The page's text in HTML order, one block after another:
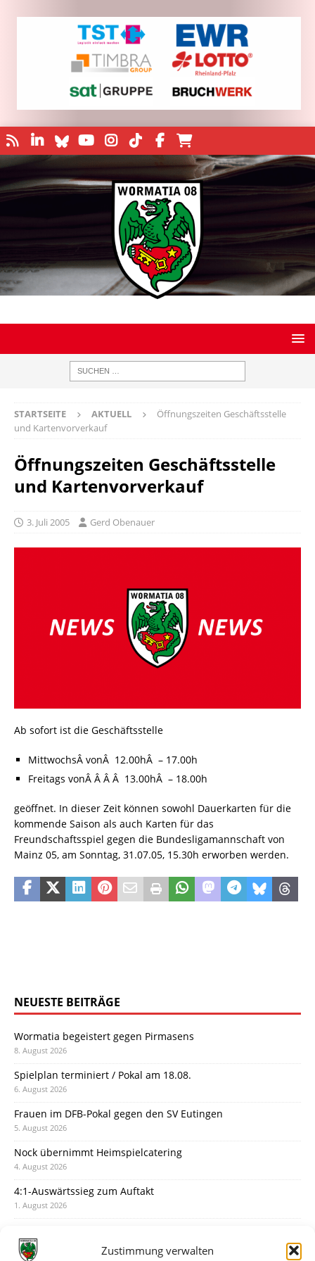
Zustimmung verwalten
STARTSEITE AKTUELL
Öffnungszeiten Geschäftsstelle
und Kartenvorverkauf
Öffnungszeiten Geschäftsstelle
und Kartenvorverkauf
3. Juli 2005 Gerd Obenauer
Ab sofort ist die Geschäftsstelle
MittwochsÂ vonÂ 12.00hÂ – 17.00h
Freitags vonÂ Â Â Â 13.00hÂ – 18.00h
geöffnet. In dieser Zeit können sowohl Dauerkarten für die
kommende Saison als auch Karten für das
Freundschaftsspiel gegen die Bundesligamannschaft von
Mainz 05, am Sonntag, 31.07.05, 15.30h erworben werden.
NEUESTE BEITRÄGE
Wormatia begeistert gegen Pirmasens
8. August 2026
Spielplan terminiert / Pokal am 18.08.
6. August 2026
Frauen im DFB-Pokal gegen den SV Eutingen
5. August 2026
Nock übernimmt Heimspielcatering
4. August 2026
4:1-Auswärtssieg zum Auftakt
1. August 2026
31. Juli 2026